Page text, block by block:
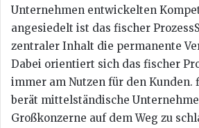
Unternehmen entwickelten
angesiedelt ist das fischer
zentraler Inhalt die permanente
Dabei orientiert sich das fischer
immer am Nutzen für den Kunden.
berät mittelständische
Großkonzerne auf dem Weg zu